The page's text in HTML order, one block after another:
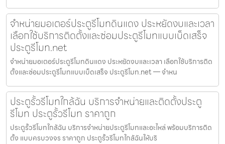
จำหน่ายมอเตอร์ประตูรีโมทดินแดง ประหยัดงบและเวลา
เลือกใช้บริการติดตั้งและซ่อมประตูรีโมทแบบเบ็ดเสร็จ
ประตูรีโมท.net
จำหน่ายมอเตอร์ประตูรีโมทดินแดง ประหยัดงบและเวลา เลือกใช้บริการติด
ตั้งและซ่อมประตูรีโมทแบบเบ็ดเสร็จ ประตูรีโมท.net — จำหน
ประตูรั้วรีโมทใกล้ฉัน บริการจำหน่ายและติดตั้งประตู
รีโมท ประตูรั้วรีโมท ราคาถูก
ประตูรั้วรีโมทใกล้ฉัน บริการจำหน่ายประตูรีโมทและอะไหล่ พร้อมบริการติด
ตั้ง แบบครบวงจร ราคาถูก ประตูรั้วรีโมทใกล้ฉันให้บริ